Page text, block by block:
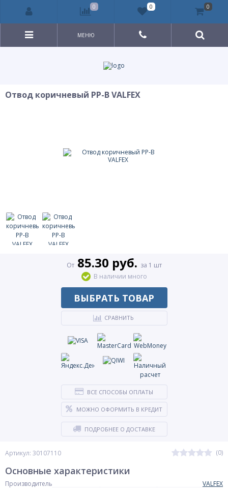
МЕНЮ
Отвод коричневый PP-B VALFEX
Артикул: 30107110 (0)
От85.30 руб. за 1 шт
В наличии много
ВЫБРАТЬ ТОВАР
СРАВНИТЬ
ВСЕ СПОСОБЫ ОПЛАТЫ
МОЖНО ОФОРМИТЬ В КРЕДИТ
ПОДРОБНЕЕ О ДОСТАВКЕ
Основные характеристики
Производитель VALFEX
0 0 0